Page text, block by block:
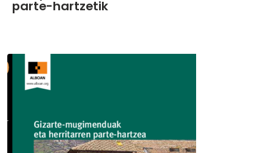
parte-hartzetik